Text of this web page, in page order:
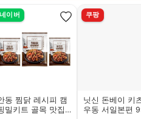
네이버
동 찜닭 레시피 캠
밀키트 골목 맛집
쿠팡
닛신 돈베이 키
우동 서일본편